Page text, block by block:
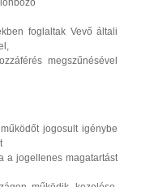
foglaltak Vevő általi
megszűnésével
jogosult igénybe
a jogellenes magatartást